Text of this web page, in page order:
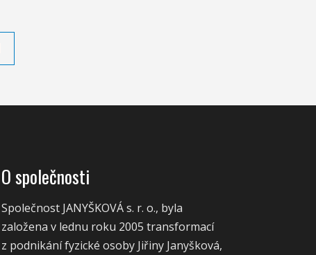
O společnosti
Společnost JANYŠKOVÁ s. r. o., byla
založena v lednu roku 2005 transformací
z podnikání fyzické osoby Jiřiny Janyšková,